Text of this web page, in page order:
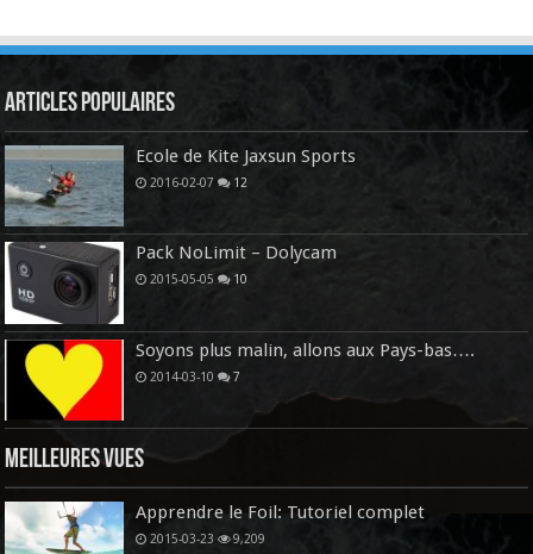
Articles Populaires
Ecole de Kite Jaxsun Sports
2016-02-07 12
Pack NoLimit – Dolycam
2015-05-05 10
Soyons plus malin, allons aux Pays-bas….
2014-03-10 7
Meilleures vues
Apprendre le Foil: Tutoriel complet
2015-03-23 9,209